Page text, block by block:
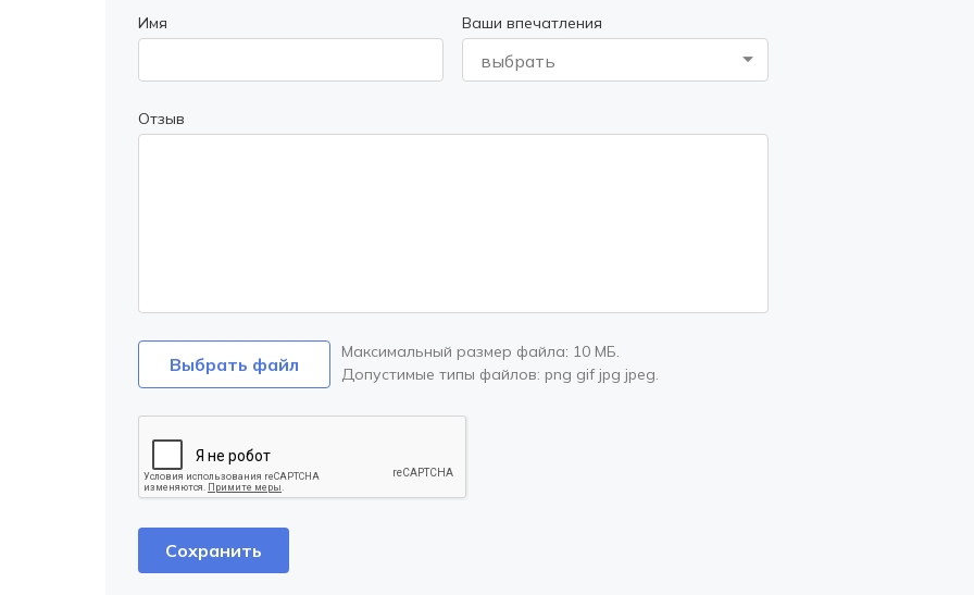
Имя Ваши впечатления
выбрать
Отзыв
Выбрать файл
Максимальный размер файла: 10 МБ.
Допустимые типы файлов: png gif jpg jpeg.